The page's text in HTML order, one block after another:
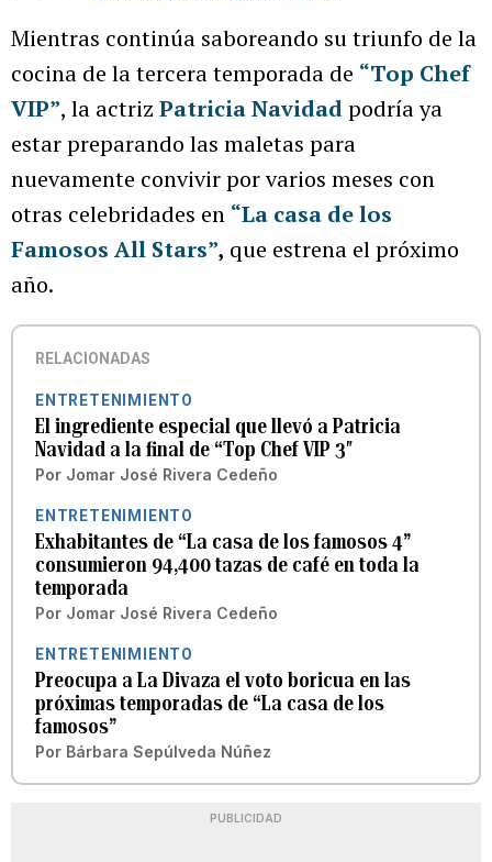
Mientras continúa saboreando su triunfo de la
cocina de la tercera temporada de “Top Chef
VIP”, la actriz Patricia Navidadpodría ya
estar preparando las maletas para
nuevamente convivir por varios meses con
otras celebridades en “La casa de los
Famosos All Stars”, que estrena el próximo
año.
RELACIONADAS
ENTRETENIMIENTO
El ingrediente especial que llevó a Patricia
Navidad a la final de “Top Chef VIP 3″
Por Jomar José Rivera Cedeño
ENTRETENIMIENTO
Exhabitantes de “La casa de los famosos 4”
consumieron 94,400 tazas de café en toda la
temporada
Por Jomar José Rivera Cedeño
ENTRETENIMIENTO
Preocupa a La Divaza el voto boricua en las
próximas temporadas de “La casa de los
famosos”
Por Bárbara Sepúlveda Núñez
PUBLICIDAD